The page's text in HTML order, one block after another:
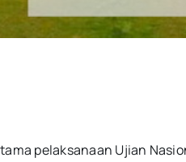
pelaksanaan Ujian